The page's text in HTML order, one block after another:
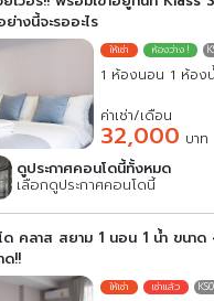
างนี้จะรออะไร
1 ห้องนอน 1 ห้อง
ค่าเช่า/เดือน
32,000 บาท
ดูประกาศคอนโดนี้ทั้งหมด
เลือกดูประกาศคอนโดนี้
ด คลาส สยาม 1 นอน 1 น้ำ ขนา
ด!!